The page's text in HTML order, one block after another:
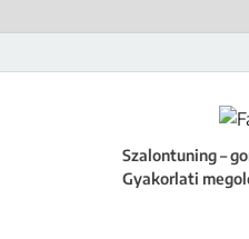
Szalontuning –
Gyakorlati